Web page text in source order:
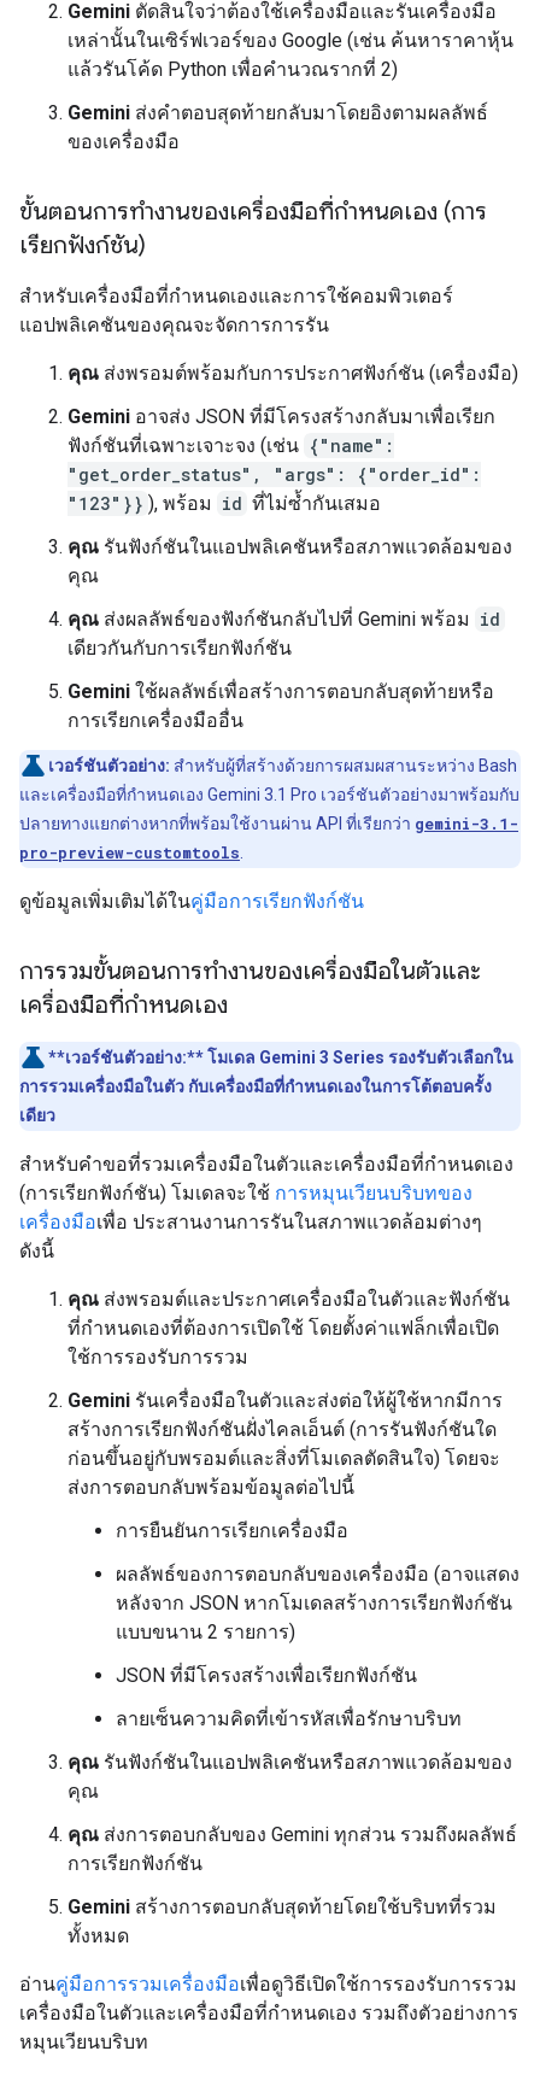
Gemini ตัดสินใจว่าต้องใช้เครื่องมือและรันเครื่องมือ
เหล่านั้นในเซิร์ฟเวอร์ของ Google (เช่น ค้นหาราคาหุ้น
แล้วรันโค้ด Python เพื่อคำนวณรากที่ 2)
Gemini ส่งคำตอบสุดท้ายกลับมาโดยอิงตามผลลัพธ์
ของเครื่องมือ
ขั้นตอนการทำงานของเครื่องมือที่กำหนดเอง (การ
เรียกฟังก์ชัน)
สำหรับเครื่องมือที่กำหนดเองและการใช้คอมพิวเตอร์
แอปพลิเคชันของคุณจะจัดการการรัน
คุณ ส่งพรอมต์พร้อมกับการประกาศฟังก์ชัน (เครื่องมือ)
Gemini อาจส่ง JSON ที่มีโครงสร้างกลับมาเพื่อเรียก
ฟังก์ชันที่เฉพาะเจาะจง (เช่น {"name":
"get_order_status", "args": {"order_id":
"123"}} ), พร้อม id ที่ไม่ซ้ำกันเสมอ
คุณ รันฟังก์ชันในแอปพลิเคชันหรือสภาพแวดล้อมของ
คุณ
คุณ ส่งผลลัพธ์ของฟังก์ชันกลับไปที่ Gemini พร้อม id
เดียวกันกับการเรียกฟังก์ชัน
Gemini ใช้ผลลัพธ์เพื่อสร้างการตอบกลับสุดท้ายหรือ
การเรียกเครื่องมืออื่น
เวอร์ชันตัวอย่าง: สำหรับผู้ที่สร้างด้วยการผสมผสานระหว่าง Bash
และเครื่องมือที่กำหนดเอง Gemini 3.1 Pro เวอร์ชันตัวอย่างมาพร้อมกับ
ปลายทางแยกต่างหากที่พร้อมใช้งานผ่าน API ที่เรียกว่า gemini-3.1-
pro-preview-customtools
ดูข้อมูลเพิ่มเติมได้ในคู่มือการเรียกฟังก์ชัน
การรวมขั้นตอนการทำงานของเครื่องมือในตัวและ
เครื่องมือที่กำหนดเอง
**เวอร์ชันตัวอย่าง:**โมเดล Gemini 3 Series รองรับตัวเลือกใน
การรวมเครื่องมือในตัว กับเครื่องมือที่กำหนดเองในการโต้ตอบครั้ง
เดียว
สำหรับคำขอที่รวมเครื่องมือในตัวและเครื่องมือที่กำหนดเอง
(การเรียกฟังก์ชัน) โมเดลจะใช้ การหมุนเวียนบริบทของ
เครื่องมือเพื่อ ประสานงานการรันในสภาพแวดล้อมต่างๆ
ดังนี้
คุณ ส่งพรอมต์และประกาศเครื่องมือในตัวและฟังก์ชัน
ที่กำหนดเองที่ต้องการเปิดใช้ โดยตั้งค่าแฟล็กเพื่อเปิด
ใช้การรองรับการรวม
Gemini รันเครื่องมือในตัวและส่งต่อให้ผู้ใช้หากมีการ
สร้างการเรียกฟังก์ชันฝั่งไคลเอ็นต์ (การรันฟังก์ชันใด
ก่อนขึ้นอยู่กับพรอมต์และสิ่งที่โมเดลตัดสินใจ) โดยจะ
ส่งการตอบกลับพร้อมข้อมูลต่อไปนี้
การยืนยันการเรียกเครื่องมือ
ผลลัพธ์ของการตอบกลับของเครื่องมือ (อาจแสดง
หลังจาก JSON หากโมเดลสร้างการเรียกฟังก์ชัน
แบบขนาน 2 รายการ)
JSON ที่มีโครงสร้างเพื่อเรียกฟังก์ชัน
ลายเซ็นความคิดที่เข้ารหัสเพื่อรักษาบริบท
คุณ รันฟังก์ชันในแอปพลิเคชันหรือสภาพแวดล้อมของ
คุณ
คุณ ส่งการตอบกลับของ Gemini ทุกส่วน รวมถึงผลลัพธ์
การเรียกฟังก์ชัน
Gemini สร้างการตอบกลับสุดท้ายโดยใช้บริบทที่รวม
ทั้งหมด
อ่านคู่มือการรวมเครื่องมือเพื่อดูวิธีเปิดใช้การรองรับการรวม
เครื่องมือในตัวและเครื่องมือที่กำหนดเอง รวมถึงตัวอย่างการ
หมุนเวียนบริบท